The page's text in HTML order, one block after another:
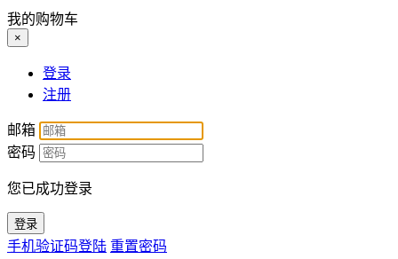
我的购物车
×
登录
注册
邮箱
密码
您已成功登录
登录
手机验证码登陆 重置密码